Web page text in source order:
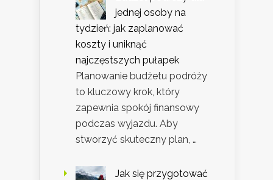
jednej osoby na
tydzień: jak zaplanować
koszty i uniknąć
najczęstszych pułapek
Planowanie budżetu podróży
to kluczowy krok, który
zapewnia spokój finansowy
podczas wyjazdu. Aby
stworzyć skuteczny plan, …
Jak się przygotować